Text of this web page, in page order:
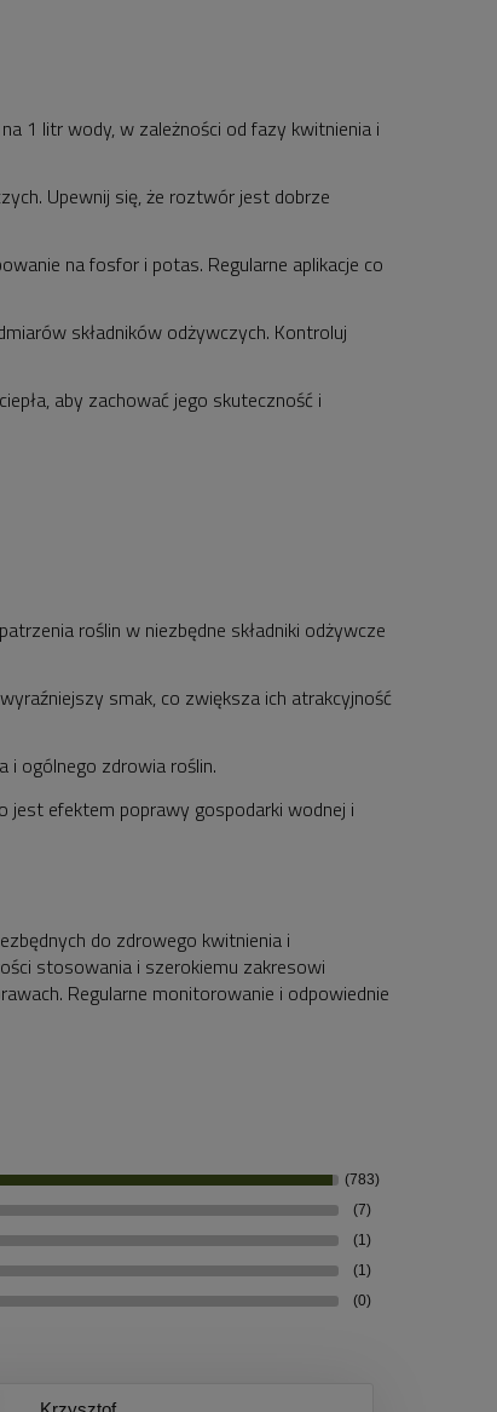
1 litr wody, w zależności od fazy kwitnienia i
Upewnij się, że roztwór jest dobrze
na fosfor i potas. Regularne aplikacje co
składników odżywczych. Kontroluj
aby zachować jego skuteczność i
roślin w niezbędne składniki odżywcze
smak, co zwiększa ich atrakcyjność
i ogólnego zdrowia roślin.
jest efektem poprawy gospodarki wodnej i
do zdrowego kwitnienia i
stosowania i szerokiemu zakresowi
Regularne monitorowanie i odpowiednie
(783)
(7)
(1)
(1)
(0)